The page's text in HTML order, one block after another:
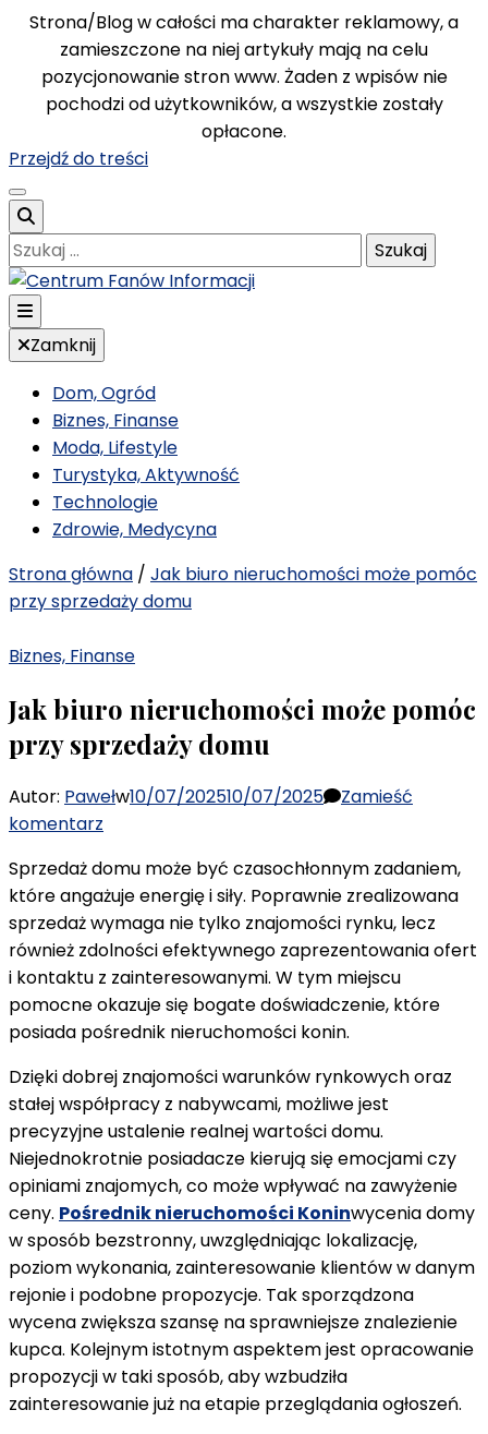
Strona/Blog w całości ma charakter reklamowy, a
zamieszczone na niej artykuły mają na celu
pozycjonowanie stron www. Żaden z wpisów nie
pochodzi od użytkowników, a wszystkie zostały
opłacone.
Przejdź do treści
Szukaj:
Centrum Fanów
Informacji
Poznawaj nowe, ciekawe informacje
Zamknij
Dom, Ogród
Biznes, Finanse
Moda, Lifestyle
Turystyka, Aktywność
Technologie
Zdrowie, Medycyna
Strona główna / Jak biuro nieruchomości może pomóc
przy sprzedaży domu
Biznes, Finanse
Jak biuro nieruchomości może pomóc
przy sprzedaży domu
Autor: Pawełw10/07/202510/07/2025
Zamieść
komentarz
Jak
biuro
nieruchomości
może
pomóc
przy
sprzedaży
domu
Sprzedaż domu może być czasochłonnym zadaniem,
które angażuje energię i siły. Poprawnie zrealizowana
sprzedaż wymaga nie tylko znajomości rynku, lecz
również zdolności efektywnego zaprezentowania ofert
i kontaktu z zainteresowanymi. W tym miejscu
pomocne okazuje się bogate doświadczenie, które
posiada pośrednik nieruchomości konin.
Dzięki dobrej znajomości warunków rynkowych oraz
stałej współpracy z nabywcami, możliwe jest
precyzyjne ustalenie realnej wartości domu.
Niejednokrotnie posiadacze kierują się emocjami czy
opiniami znajomych, co może wpływać na zawyżenie
ceny. Pośrednik nieruchomości Koninwycenia domy
w sposób bezstronny, uwzględniając lokalizację,
poziom wykonania, zainteresowanie klientów w danym
rejonie i podobne propozycje. Tak sporządzona
wycena zwiększa szansę na sprawniejsze znalezienie
kupca. Kolejnym istotnym aspektem jest opracowanie
propozycji w taki sposób, aby wzbudziła
zainteresowanie już na etapie przeglądania ogłoszeń.